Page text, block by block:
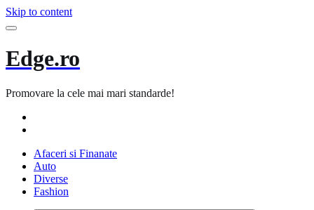
Skip to content
Edge.ro
Promovare la cele mai mari standarde!
Afaceri si Finanate
Auto
Diverse
Fashion